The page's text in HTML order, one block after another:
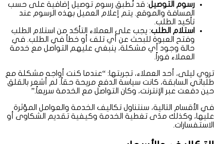
رسوم التوصيل: قد تُطبق رسوم توصيل إضافية على حسب
المسافة والموقع. يتم إعلام العميل بهذه الرسوم عند
تأكيد الطلب.
استلام الطلب: يجب على العملاء التأكد من استلام الطلب
وفتح العبوة للبحث عن أي تلف أو خطأ في الطلب. في
حالة وجود أي مشكلة، ينبغي عليهم التواصل مع خدمة
العملاء فوراً.
تروي ليلى، أحد العملاء، تجربتها: “عندما كنت أواجه مشكلة مع
طلباتي السابقة، كانت سياسة الدفع مريحة حقاً. لم أشعر بالقلق
حين دفعت عبر الإنترنت، وكان التواصل مع الخدمة سريعاً.”
في الأقسام التالية، سنتناول تكاليف الخدمة والعوامل المؤثرة
عليها، وكذلك مدَى تغطية الخدمة وكيفية تقديم الشكاوى أو
الاستفسارات.